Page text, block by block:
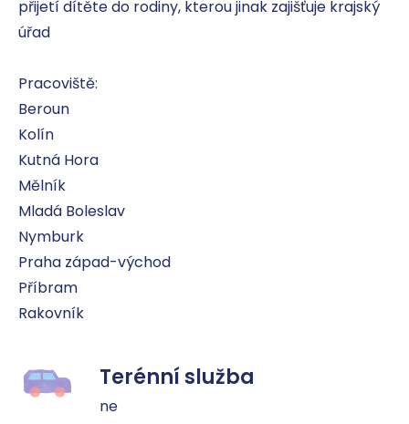
přijetí dítěte do rodiny, kterou jinak zajišťuje krajský
úřad
Pracoviště:
Beroun
Kolín
Kutná Hora
Mělník
Mladá Boleslav
Nymburk
Praha západ-východ
Příbram
Rakovník
Terénní služba
ne